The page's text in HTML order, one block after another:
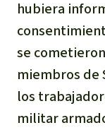
hubiera
se
miembros de
los
militar